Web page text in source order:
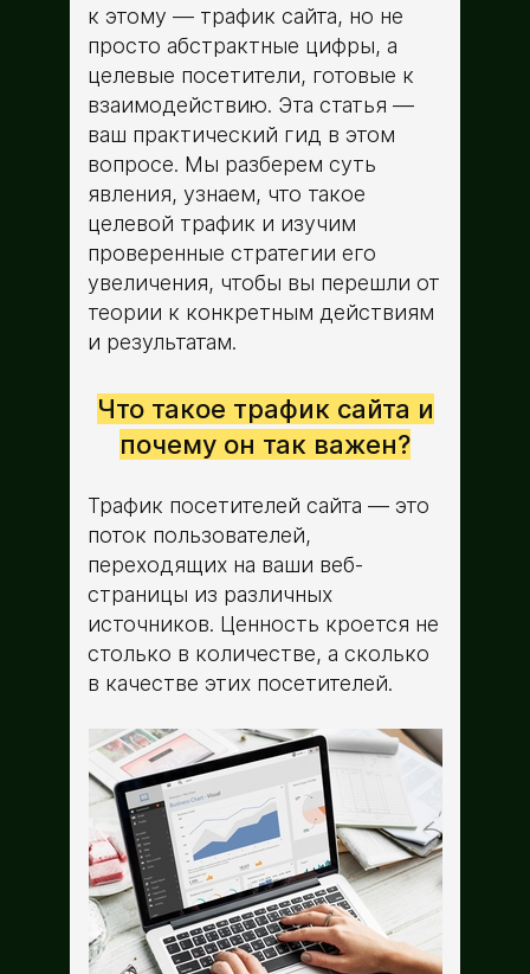
к этому — трафик сайта, но не
просто абстрактные цифры, а
целевые посетители, готовые к
взаимодействию. Эта статья —
ваш практический гид в этом
вопросе. Мы разберем суть
явления, узнаем, что такое
целевой трафик и изучим
проверенные стратегии его
увеличения, чтобы вы перешли от
теории к конкретным действиям
и результатам.
Что такое трафик сайта и
почему он так важен?
Трафик посетителей сайта — это
поток пользователей,
переходящих на ваши веб-
страницы из различных
источников. Ценность кроется не
столько в количестве, а сколько
в качестве этих посетителей.